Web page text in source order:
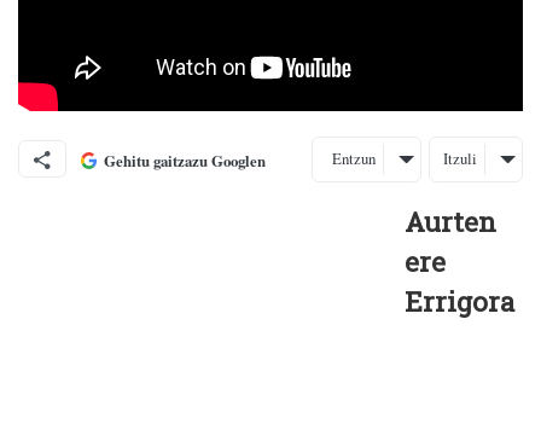
Gehitu gaitzazu Googlen Entzun Itzuli
Aurten
ere
Errigora